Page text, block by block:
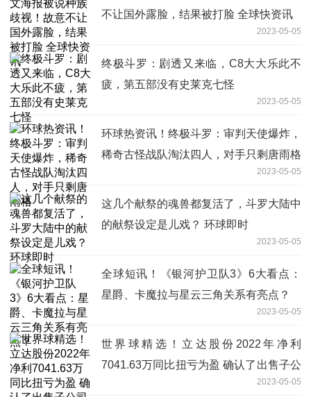
不让国外露脸，结果被打脸 全球快资讯
2023-05-05
终极斗罗：剧透又来临，C8大大乐此不
疲，第五部没有史莱克七怪
2023-05-05
环球热资讯！终极斗罗：审判天使爆炸，
稀奇古怪战队淘汰四人，对手只剩唐雨格
2023-05-05
这几个献祭的魂兽都复活了，斗罗大陆中
的献祭设定是儿戏？ 环球即时
2023-05-05
全球短讯！​《银河护卫队3》6大看点：
星爵、卡魔拉与星云三角关系有亮点？
2023-05-05
世界球精选！立达股份2022年净利
7041.63万同比扭亏为盈 确认了出售子公
2023-05-05